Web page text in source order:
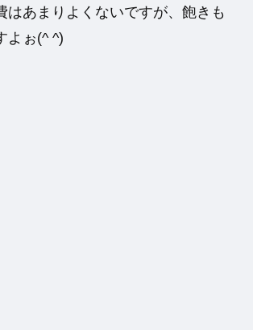
はあまりよくないですが、飽きも
よぉ(^ ^)